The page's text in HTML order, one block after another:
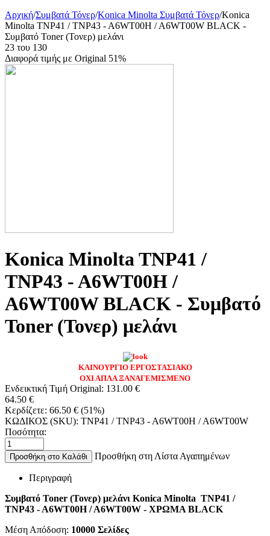
Αρχική/Συμβατά Τόνερ/Konica Minolta Συμβατά Τόνερ/Konica
Minolta TNP41 / TNP43 - A6WT00H / A6WT00W BLACK -
Συμβατό Toner (Τονερ) μελάνι
23 του 130
Διαφορά τιμής με Original 51%
Konica Minolta TNP41 /
TNP43 - A6WT00H /
A6WT00W BLACK - Συμβατό
Toner (Τονερ) μελάνι
ΚΑΙΝΟΥΡΓΙΟ ΕΡΓΟΣΤΑΣΙΑΚΟ
ΟΧΙ ΑΠΛΑ ΞΑΝΑΓΕΜΙΣΜΕΝΟ
Ενδεικτική Τιμή Original: 131.00 €
64.50 €
Κερδίζετε: 66.50 € (51%)
ΚΩΔΙΚΟΣ (SKU): TNP41 / TNP43 - A6WT00H / A6WT00W
Ποσότητα:
Προσθήκη στο Καλάθι Προσθήκη στη Λίστα Αγαπημένων
Περιγραφή
Συμβατό Toner (Τονερ) μελάνι Konica Minolta TNP41 /
TNP43 - A6WT00H / A6WT00W - ΧΡΩΜΑ BLACK
Μέση Απόδοση: 10000 Σελίδες